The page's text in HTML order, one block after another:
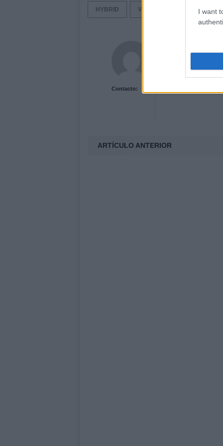
I want
HYBRID VOLT
Contacto:
ARTÍCULO ANTERIOR